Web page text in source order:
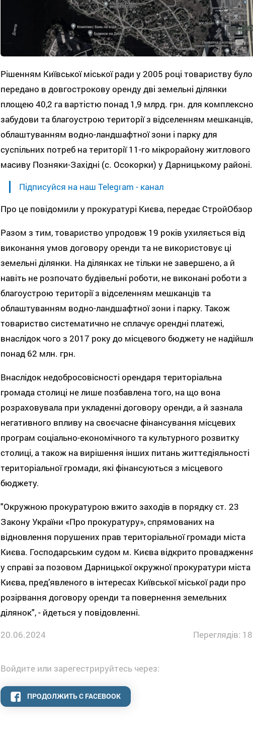
Рішенням Київської міської ради у 2005 році товариству було
передано в довгострокову оренду дві земельні ділянки
площею 40,2 га вартістю понад 1,9 млрд. грн. для
забудови та благоустрою території з відселенням мешканців,
облаштуванням водно-ландшафтної зони і парку для
суспільних потреб на території 11-го мікрорайону житлового
масиву Позняки-Західні (с. Осокорки) у Дарницькому районі.
Підписуйся на наш Telegram - канал
Про це повідомили у прокуратурі Києва, передає
Разом з тим, товариство упродовж 19 років ухиляється від
виконання умов договору оренди та не використовує ці
земельні ділянки. На ділянках не тільки не завершено, а й
навіть не розпочато будівельні роботи, не виконані роботи з
благоустрою території з відселенням мешканців та
облаштуванням водно-ландшафтної зони і парку. Також
товариство систематично не сплачує орендні платежі,
внаслідок чого з 2017 року до місцевого бюджету не
понад 62 млн. грн.
Внаслідок недобросовісності орендаря територіальна
громада столиці не лише позбавлена того, на що вона
розраховувала при укладенні договору оренди, а й зазнала
негативного впливу на своєчасне фінансування місцевих
програм соціально-економічного та культурного розвитку
столиці, а також на вирішення інших питань життєдіяльності
територіальної громади, які фінансуються з місцевого
бюджету.
"Окружною прокуратурою вжито заходів в порядку ст. 23
Закону України «Про прокуратуру», спрямованих на
відновлення порушених прав територіальної громади міста
Києва. Господарським судом м. Києва відкрито
у справі за позовом Дарницької окружної прокуратури міста
Києва, пред’явленого в інтересах Київської міської ради про
розірвання договору оренди та повернення земельних
ділянок", - йдеться у повідовленні.
20.06.2024
Переглядів:
Войдите или зарегестрируйтесь через:
ПРОДОЛЖИТЬ С FACEBOOK